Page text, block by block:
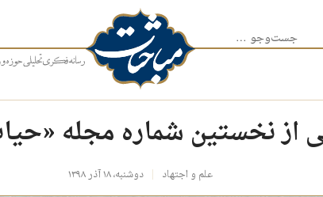
جست‌وجو برای:
از نخستین شماره مجله
علم و اجتهاد دوشنبه، ۱۸ آذر ۱۳۹۸